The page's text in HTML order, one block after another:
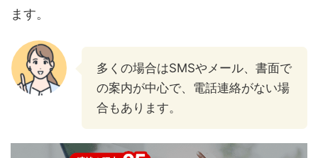
ます。
多くの場合はSMSやメール、書面で
の案内が中心で、電話連絡がない場
合もあります。